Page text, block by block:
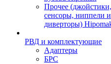
Прочее (джойстики,
сенсоры, ниппели и
диверторы)
РВД и комплектующие
Адаптеры
БРС